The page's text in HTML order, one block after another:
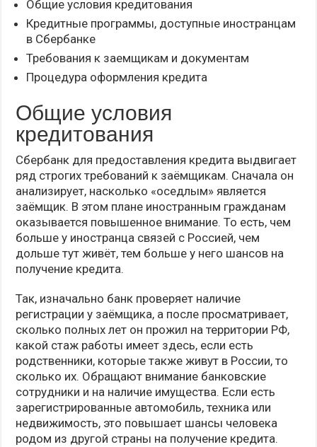
Общие условия кредитования
Кредитные программы, доступные иностранцам
в Сбербанке
Требования к заемщикам и документам
Процедура оформления кредита
Общие условия
кредитования
Сбербанк для предоставления кредита выдвигает
ряд строгих требований к заёмщикам. Сначала он
анализирует, насколько «оседлым» является
заёмщик. В этом плане иностранным гражданам
оказывается повышенное внимание. То есть, чем
больше у иностранца связей с Россией, чем
дольше тут живёт, тем больше у него шансов на
получение кредита.
Так, изначально банк проверяет наличие
регистрации у заёмщика, а после просматривает,
сколько полных лет он прожил на территории РФ,
какой стаж работы имеет здесь, если есть
родственники, которые также живут в России, то
сколько их. Обращают внимание банковские
сотрудники и на наличие имущества. Если есть
зарегистрированные автомобиль, техника или
недвижимость, это повышает шансы человека
родом из другой страны на получение кредита.